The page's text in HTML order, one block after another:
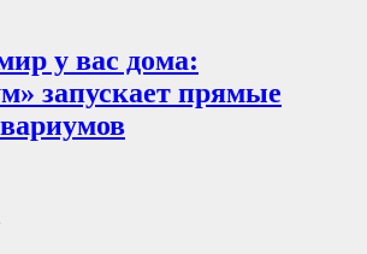
у вас дома:
запускает прямые